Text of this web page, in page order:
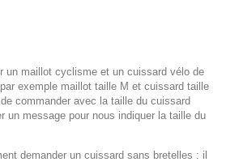
un maillot cyclisme et un cuissard vélo de
exemple maillot taille M et cuissard taille
commander avec la taille du cuissard
un message pour nous indiquer la taille du
demander un cuissard sans bretelles : il